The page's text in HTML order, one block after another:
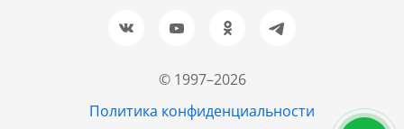
© 1997–2026
Политика конфиденциальности
Новосибирск